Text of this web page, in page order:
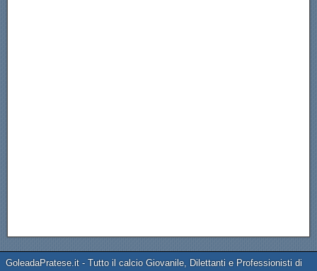
GoleadaPratese.it - Tutto il calcio Giovanile, Dilettanti e Professionisti di